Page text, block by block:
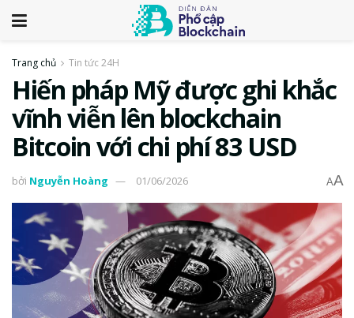
Trang chủ Tin tức 24H
Hiến pháp Mỹ được ghi khắc
vĩnh viễn lên blockchain
Bitcoin với chi phí 83 USD
bởi Nguyễn Hoàng 01/06/2026 AA